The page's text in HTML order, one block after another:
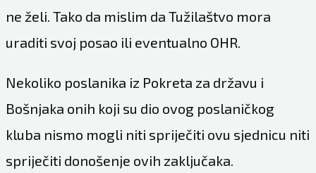
ne želi. Tako da mislim da Tužilaštvo mora
uraditi svoj posao ili eventualno OHR.
Nekoliko poslanika iz Pokreta za državu i
Bošnjaka onih koji su dio ovog poslaničkog
kluba nismo mogli niti spriječiti ovu sjednicu niti
spriječiti donošenje ovih zaključaka.